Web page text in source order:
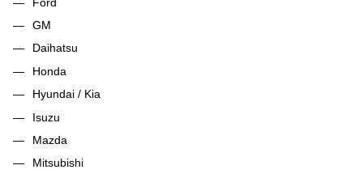
GM
Daihatsu
Honda
Hyundai / Kia
Isuzu
Mazda
Mitsubishi